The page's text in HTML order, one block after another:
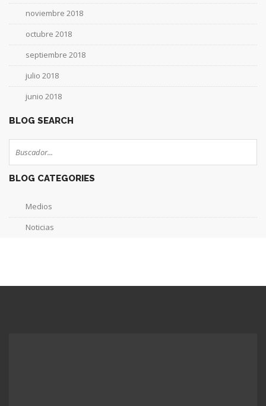
noviembre 2018
octubre 2018
septiembre 2018
julio 2018
junio 2018
BLOG SEARCH
BLOG CATEGORIES
Medios
Noticias